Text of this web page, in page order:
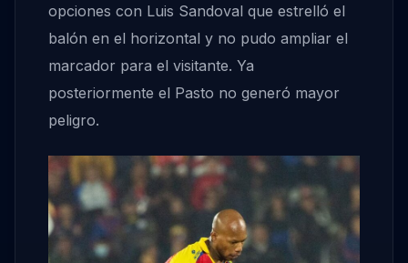
opciones con Luis Sandoval que estrelló el
balón en el horizontal y no pudo ampliar el
marcador para el visitante. Ya
posteriormente el Pasto no generó mayor
peligro.